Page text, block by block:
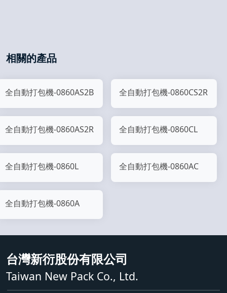
相關的產品
全自動打包機-0860AS2B 全自動打包機-0860CS2R
全自動打包機-0860AS2R 全自動打包機-0860CL
全自動打包機-0860L 全自動打包機-0860AC
全自動打包機-0860A
台灣新衍股份有限公司
Taiwan New Pack Co., Ltd.